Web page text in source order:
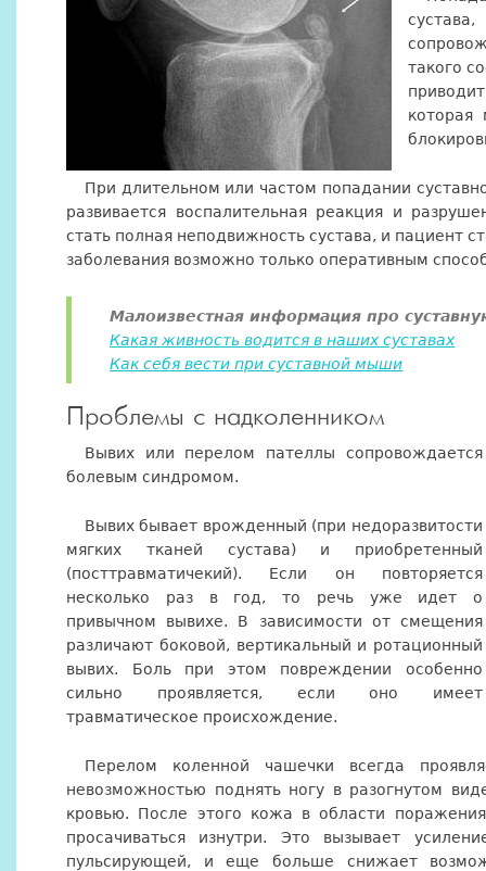
такого
которая
При длительном или частом попадании
развивается воспалительная реакция и
стать полная неподвижность сустава, и пациент
заболевания возможно только оперативным
Малоизвестная информация про
Какая живность водится в наших суставах
Как себя вести при суставной мыши
Проблемы с надколенником
Вывих или перелом пателлы сопровождается
болевым синдромом.
Вывих бывает врожденный (при недоразвитости
мягких тканей сустава) и приобретенный
(посттравматичекий). Если он повторяется
несколько раз в год, то речь уже идет о
привычном вывихе. В зависимости от смещения
различают боковой, вертикальный и ротационный
вывих. Боль при этом повреждении особенно
сильно проявляется, если оно имеет
травматическое происхождение.
Перелом коленной чашечки всегда
невозможностью поднять ногу в разогнутом
кровью. После этого кожа в области
просачиваться изнутри. Это вызывает
пульсирующей, и еще больше снижает